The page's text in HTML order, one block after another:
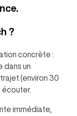
?
concrète :
dans un
(environ 30
écouter.
immédiate,